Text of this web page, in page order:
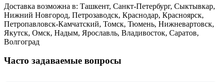
Доставка возможна в: Ташкент, Санкт-Петербург, Сыктывкар,
Нижний Новгород, Петрозаводск, Краснодар, Красноярск,
Петропавловск-Камчатский, Томск, Тюмень, Нижневартовск,
Якутск, Омск, Надым, Ярославль, Владивосток, Саратов,
Волгоград
Часто задаваемые вопросы